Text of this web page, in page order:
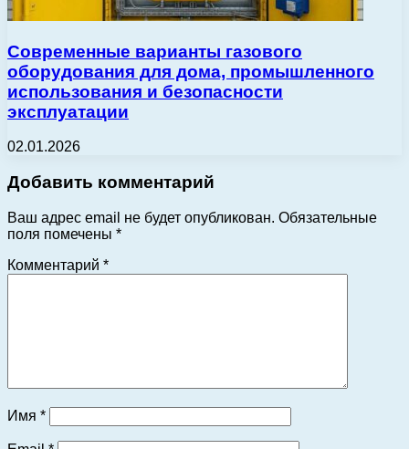
Современные варианты газового
оборудования для дома, промышленного
использования и безопасности
эксплуатации
02.01.2026
Добавить комментарий
Ваш адрес email не будет опубликован. Обязательные
поля помечены *
Комментарий *
Имя *